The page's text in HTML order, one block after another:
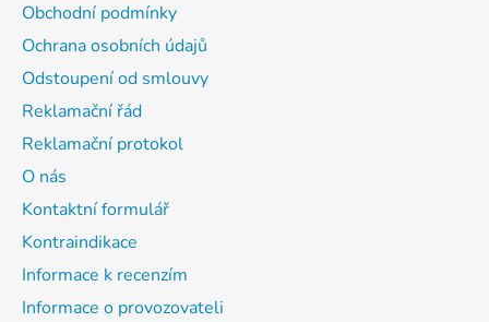
Obchodní podmínky
Ochrana osobních údajů
Odstoupení od smlouvy
Reklamační řád
Reklamační protokol
O nás
Kontaktní formulář
Kontraindikace
Informace k recenzím
Informace o provozovateli